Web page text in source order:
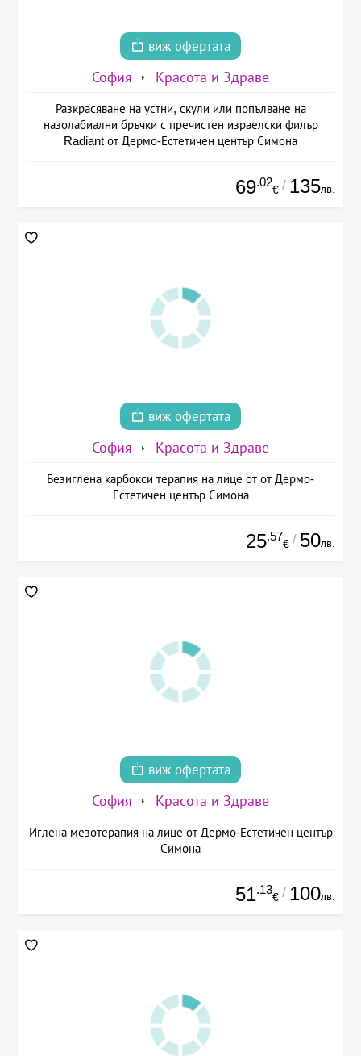
виж офертата
София Красота и Здраве
Разкрасяване на устни, скули или попълване на
назолабиални бръчки с пречистен израелски филър
Radiant от Дермо-Естетичен център Симона
69.02
€ / 135лв.
виж офертата
София Красота и Здраве
Безиглена карбокси терапия на лице от от Дермо-
Естетичен център Симона
25.57
€ / 50лв.
виж офертата
София Красота и Здраве
Иглена мезотерапия на лице от Дермо-Естетичен център
Симона
51.13
€ / 100лв.